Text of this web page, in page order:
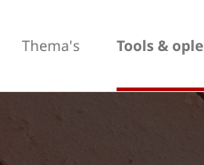
Thema's Tools &